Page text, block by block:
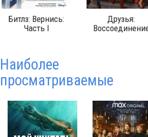
Друзья:
Воссоединение
Изгоняющий
дьявола
Наиболее
просматриваемые